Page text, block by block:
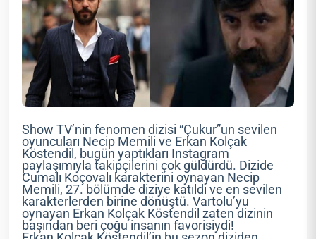
Show TV’nin fenomen dizisi “Çukur”un sevilen
oyuncuları Necip Memili ve Erkan Kolçak
Köstendil, bugün yaptıkları Instagram
paylaşımıyla takipçilerini çok güldürdü. Dizide
Cumalı Koçovalı karakterini oynayan Necip
Memili, 27. bölümde diziye katıldı ve en sevilen
karakterlerden birine dönüştü. Vartolu’yu
oynayan Erkan Kolçak Köstendil zaten dizinin
başından beri çoğu insanın favorisiydi!